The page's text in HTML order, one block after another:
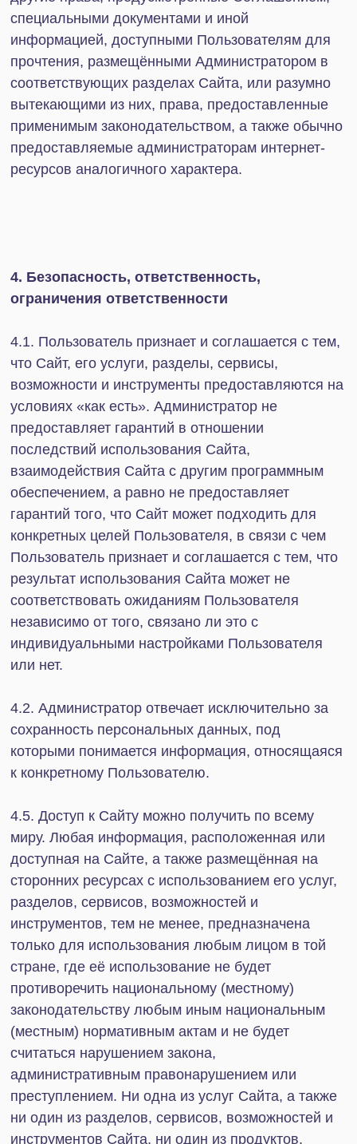
прекращать доступ Пользователю ко всем или к
любому из разделов или сервисов Сайта в любое
время по любой причине или без объяснения
без такового, не отвечая за любой вред, который
может быть причинен Пользователю таким
действием.
4.11. Администратор обеспечивает
функционирование и работоспособность Сайта и
работоспособность в случае технических сбоев и
мобильным устройствам, любому другому
оборудованию или программному обеспечению,
возможностей и инструментов, а также связанный
с переходом по ссылкам, размещенным на Сайте.
4.12. Администратор ни при каких условиях не
несёт ответственность за эффективность
принятых Пользователем решений об
использовании / неиспользовании Сайта, не
гарантирует положительный эффект
использования Сайта, при этом Пользователь
условиях Пользователь при начале
использования Сайта или в процессе его
использования не исходил из понимания, что
такое использование гарантирует или создаёт
условия получения какого-либо положительного
результата.
4.13. Администратор имеет право направлять
Пользователю информацию о развитии Сайта и
его сервисов, а также рекламировать
собственную деятельность и услуги.
5.1. Если по каким-либо причинам одно или
несколько положений Соглашения будут
признаны недействительными или не имеющими
юридической силы, это не оказывает влияния на
положений, в связи с чем Пользователь лишается
права ссылаться на недействительность
отдельных положений Соглашения в спорных
ситуациях, в том числе в случае привлечения
Пользователя к ответственности, поскольку
Пользователь, принимая Соглашение обязуется
соблюдать применимое законодательство.